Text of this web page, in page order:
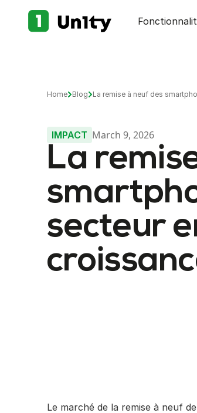
Home Blog La remise à neuf des
IMPACT March 9, 2026
La
secteur
Le marché de la remise à neuf